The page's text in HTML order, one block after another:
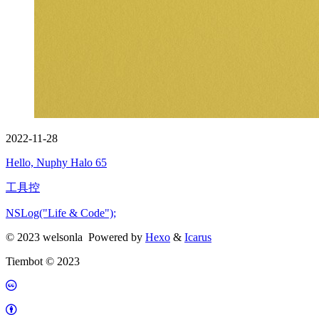
2022-11-28
Hello, Nuphy Halo 65
工具控
NSLog("Life & Code");
© 2023 welsonla Powered by Hexo & Icarus
Tiembot © 2023